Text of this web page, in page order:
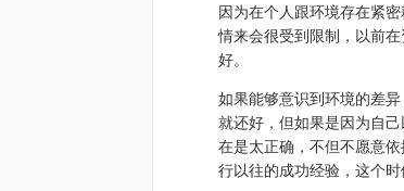
因为在个人跟环境存在紧
情来会很受到限制，以前
好。
如果能够意识到环境的差
就还好，但如果是因为自
在是太正确，不但不愿意
行以往的成功经验，这个时